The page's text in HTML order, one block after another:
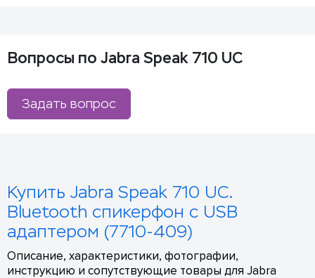
Вопросы по Jabra Speak 710 UC
Задать вопрос
Купить Jabra Speak 710 UC.
Bluetooth спикерфон с USB
адаптером (7710-409)
Описание, характеристики, фотографии,
инструкцию и сопутствующие товары для Jabra